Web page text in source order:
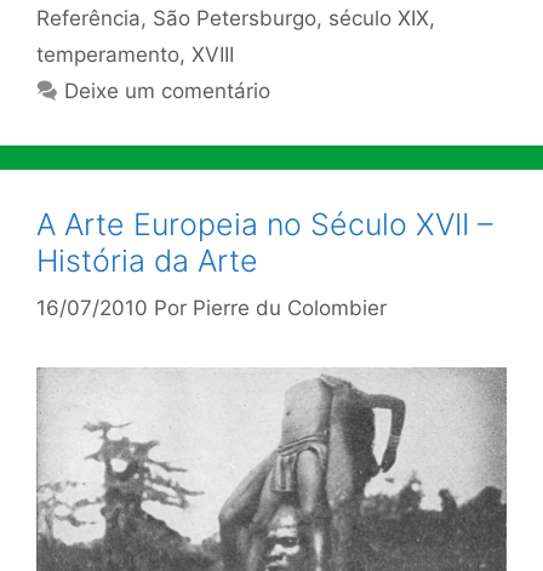
Referência, São Petersburgo, século XIX,
temperamento, XVIII
Deixe um comentário
A Arte Europeia no Século XVII –
História da Arte
16/07/2010 Por Pierre du Colombier